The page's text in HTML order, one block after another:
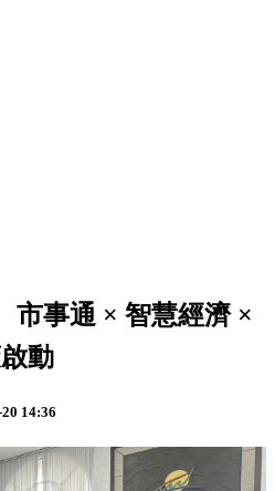
事通 × 智慧經濟 ×
動
14:36